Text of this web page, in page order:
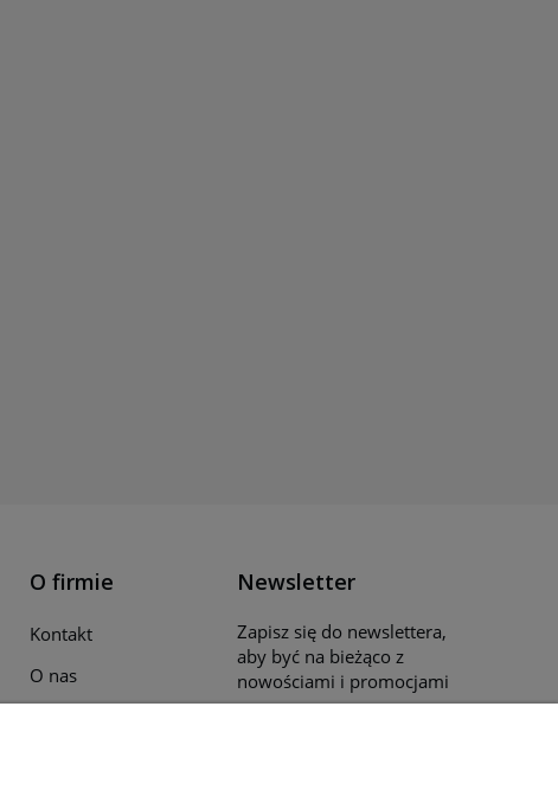
O firmie
Kontakt
O nas
Newsletter
Zapisz się do newslettera,
aby być na bieżąco z
nowościami i promocjami